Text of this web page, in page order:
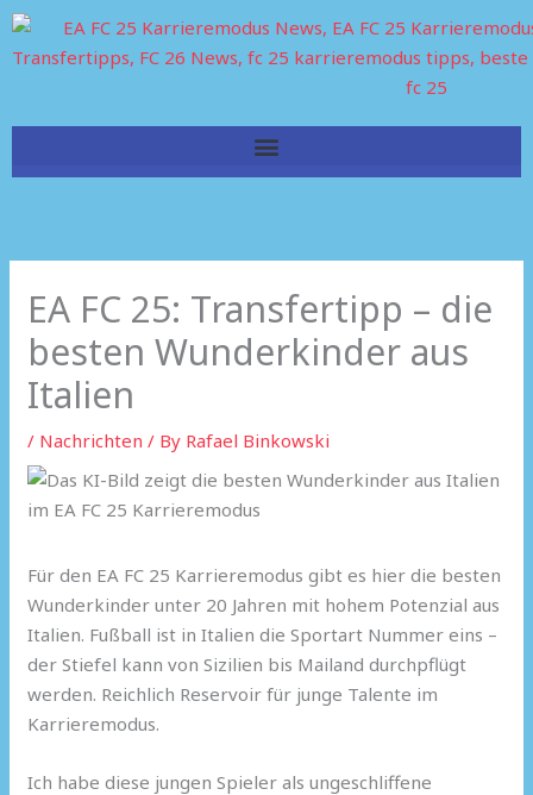
Skip
EA FC 25: Transfertipp – die
besten Wunderkinder aus
Italien
/ Nachrichten / By Rafael Binkowski
Für den EA FC 25 Karrieremodus gibt es hier die besten
Wunderkinder unter 20 Jahren mit hohem Potenzial aus
Italien. Fußball ist in Italien die Sportart Nummer eins –
der Stiefel kann von Sizilien bis Mailand durchpflügt
werden. Reichlich Reservoir für junge Talente im
Karrieremodus.
Ich habe diese jungen Spieler als ungeschliffene